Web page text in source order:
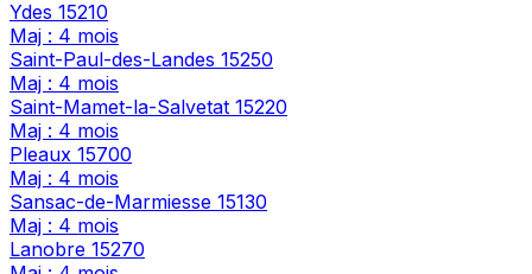
Ydes 15210
Maj : 4 mois
Saint-Paul-des-Landes 15250
Maj : 4 mois
Saint-Mamet-la-Salvetat 15220
Maj : 4 mois
Pleaux 15700
Maj : 4 mois
Sansac-de-Marmiesse 15130
Maj : 4 mois
Lanobre 15270